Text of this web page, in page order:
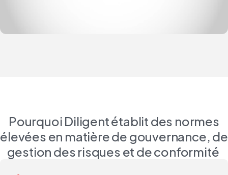
Pourquoi Diligent établit des normes
élevées en matière de gouvernance, de
gestion des risques et de conformité